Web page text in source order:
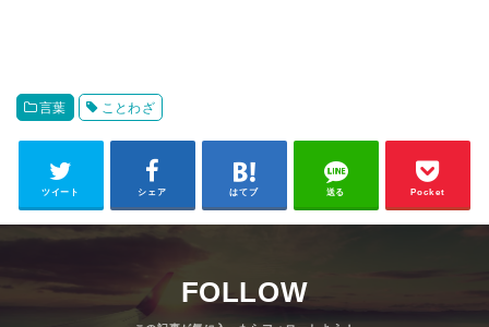
言葉 ことわざ
ツイート シェア はてブ 送る Pocket
FOLLOW